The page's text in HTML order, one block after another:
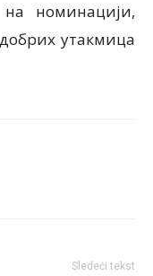
номинацији,
утакмица
Sledeći tekst